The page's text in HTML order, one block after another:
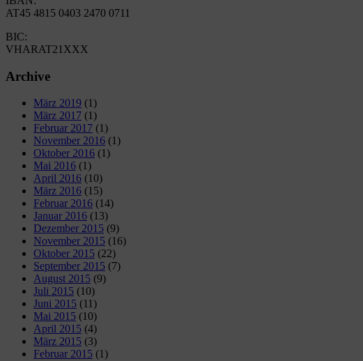
AT45 4815 0403 2470 0711
BIC:
VHARAT21XXX
Archive
März 2019 (1)
März 2017 (1)
Februar 2017 (1)
November 2016 (1)
Oktober 2016 (1)
Mai 2016 (1)
April 2016 (10)
März 2016 (15)
Februar 2016 (14)
Januar 2016 (13)
Dezember 2015 (9)
November 2015 (16)
Oktober 2015 (22)
September 2015 (7)
August 2015 (9)
Juli 2015 (10)
Juni 2015 (11)
Mai 2015 (10)
April 2015 (4)
März 2015 (3)
Februar 2015 (1)